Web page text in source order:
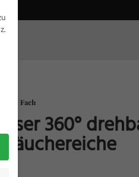
360°
Räuchereiche